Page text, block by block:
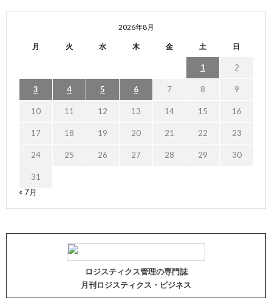
2026年8月
月 火 水 木 金 土 日
1 2
3 4 5 6 7 8 9
10 11 12 13 14 15 16
17 18 19 20 21 22 23
24 25 26 27 28 29 30
31
« 7月
ロジスティクス管理の専門誌
月刊ロジスティクス・ビジネス